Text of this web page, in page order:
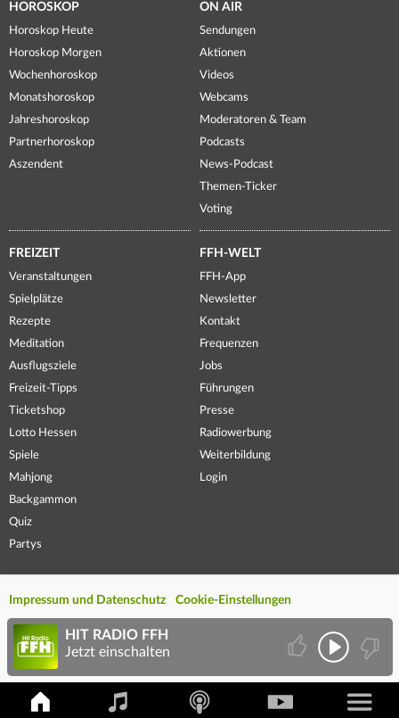
HOROSKOP
Horoskop Heute
Horoskop Morgen
Wochenhoroskop
Monatshoroskop
Jahreshoroskop
Partnerhoroskop
Aszendent
ON AIR
Sendungen
Aktionen
Videos
Webcams
Moderatoren & Team
Podcasts
News-Podcast
Themen-Ticker
Voting
FREIZEIT
Veranstaltungen
Spielplätze
Rezepte
Meditation
Ausflugsziele
Freizeit-Tipps
Ticketshop
Lotto Hessen
Spiele
Mahjong
Backgammon
Quiz
Partys
FFH-WELT
FFH-App
Newsletter
Kontakt
Frequenzen
Jobs
Führungen
Presse
Radiowerbung
Weiterbildung
Login
Impressum und Datenschutz Cookie-Einstellungen
HIT RADIO FFH
Jetzt einschalten